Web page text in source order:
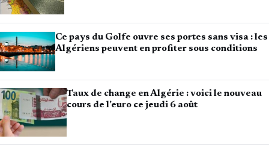
Ce pays du Golfe ouvre ses portes sans visa : les
Algériens peuvent en profiter sous conditions
Taux de change en Algérie : voici le nouveau
cours de l’euro ce jeudi 6 août